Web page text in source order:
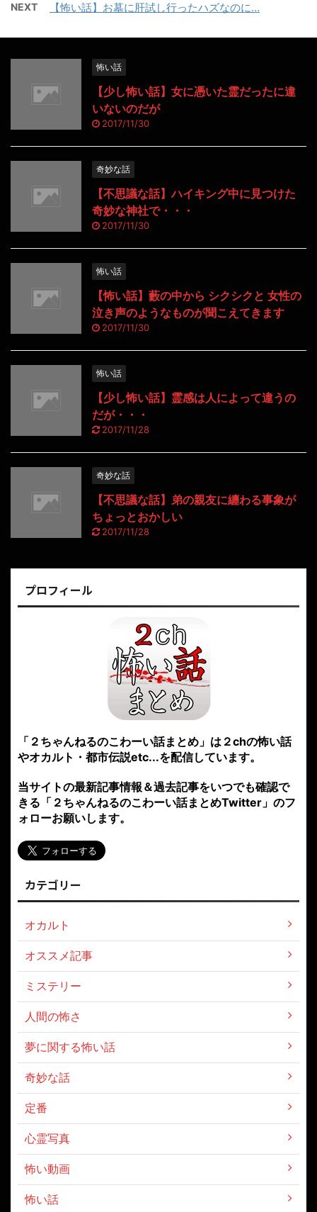
NEXT 【怖い話】お墓に肝試し行ったハズなのに…
怖い話
【少し怖い話】女に憑いた霊だったに違
いないのだが
2017/11/30
奇妙な話
【不思議な話】ハイキング中に見つけた
奇妙な神社で・・・
2017/11/30
怖い話
【怖い話】藪の中から シクシクと 女性の
泣き声のようなものが聞こえてきます
2017/11/30
怖い話
【少し怖い話】霊感は人によって違うの
だが・・・
2017/11/28
奇妙な話
【不思議な話】弟の親友に纏わる事象が
ちょっとおかしい
2017/11/28
プロフィール
「２ちゃんねるのこわーい話まとめ」は２chの怖い話
やオカルト・都市伝説etc...を配信しています。
当サイトの最新記事情報＆過去記事をいつでも確認で
きる「２ちゃんねるのこわーい話まとめTwitter」のフ
ォローお願いします。
カテゴリー
オカルト
オススメ記事
ミステリー
人間の怖さ
夢に関する怖い話
奇妙な話
定番
心霊写真
怖い動画
怖い話